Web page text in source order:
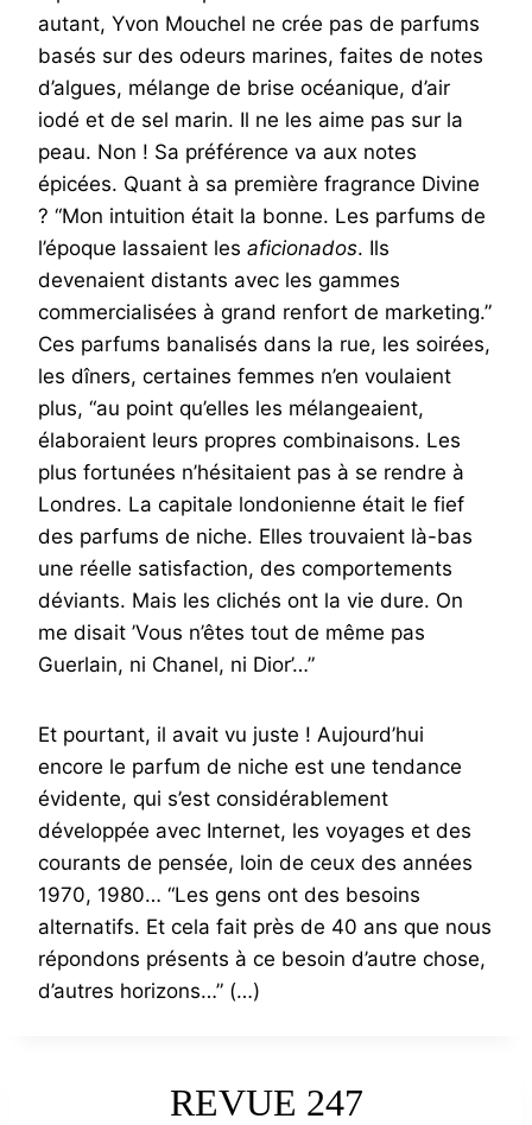
autant, Yvon Mouchel ne crée pas de parfums
basés sur des odeurs marines, faites de notes
d’algues, mélange de brise océanique, d’air
iodé et de sel marin. Il ne les aime pas sur la
peau. Non ! Sa préférence va aux notes
épicées. Quant à sa première fragrance Divine
? “Mon intuition était la bonne. Les parfums de
l’époque lassaient les aficionados. Ils
devenaient distants avec les gammes
commercialisées à grand renfort de marketing.”
Ces parfums banalisés dans la rue, les soirées,
les dîners, certaines femmes n’en voulaient
plus, “au point qu’elles les mélangeaient,
élaboraient leurs propres combinaisons. Les
plus fortunées n’hésitaient pas à se rendre à
Londres. La capitale londonienne était le fief
des parfums de niche. Elles trouvaient là-bas
une réelle satisfaction, des comportements
déviants. Mais les clichés ont la vie dure. On
me disait ’Vous n’êtes tout de même pas
Guerlain, ni Chanel, ni Dior’…”
Et pourtant, il avait vu juste ! Aujourd’hui
encore le parfum de niche est une tendance
évidente, qui s’est considérablement
développée avec Internet, les voyages et des
courants de pensée, loin de ceux des années
1970, 1980… “Les gens ont des besoins
alternatifs. Et cela fait près de 40 ans que nous
répondons présents à ce besoin d’autre chose,
d’autres horizons…” (…)
REVUE 247